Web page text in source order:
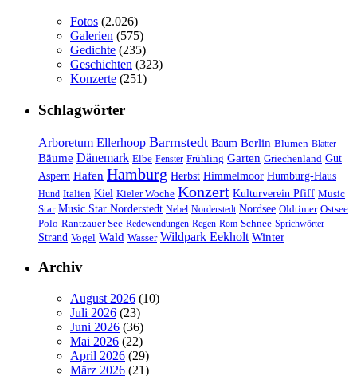
Fotos (2.026)
Galerien (575)
Gedichte (235)
Geschichten (323)
Konzerte (251)
Schlagwörter
Arboretum Ellerhoop Barmstedt Baum Berlin Blumen Blätter
Bäume Dänemark Elbe Fenster Frühling Garten Griechenland Gut
Aspern Hafen Hamburg Herbst Himmelmoor Humburg-Haus
Hund Italien Kiel Kieler Woche Konzert Kulturverein Pfiff Music
Star Music Star Norderstedt Nebel Norderstedt Nordsee Oldtimer Ostsee
Polo Rantzauer See Redewendungen Regen Rom Schnee Sprichwörter
Strand Vogel Wald Wasser Wildpark Eekholt Winter
Archiv
August 2026 (10)
Juli 2026 (23)
Juni 2026 (36)
Mai 2026 (22)
April 2026 (29)
März 2026 (21)